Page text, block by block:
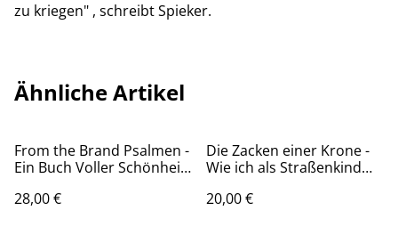
zu kriegen" , schreibt Spieker.
Ähnliche Artikel
From the Brand Psalmen -
Ein Buch Voller Schönheit,
28,00 €
Die Zacken einer Krone -
Wie ich als Straßenkind
Wert bei Gott fand/
20,00 €